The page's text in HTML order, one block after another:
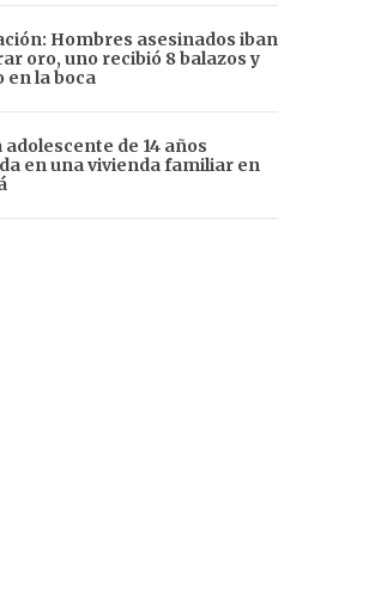
Hombres asesinados iban
oro, uno recibió 8 balazos y
en la boca
adolescente de 14 años
en una vivienda familiar en